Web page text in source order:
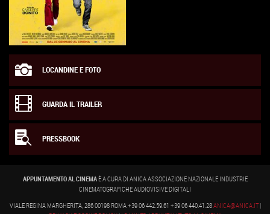
LOCANDINE E FOTO
GUARDA IL TRAILER
PRESSBOOK
APPUNTAMENTO AL CINEMAÈ A CURA DI ANICA ASSOCIAZIONE NAZIONALE INDUSTRIE
CINEMATOGRAFICHE AUDIOVISIVE DIGITALI
VIALE REGINA MARGHERITA, 286 00198 ROMA +39 06 442.59.61 +39 06 440.41.28ANICA@ANICA.IT|